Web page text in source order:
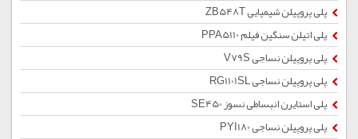
پلی پروپیلن شیمیایی ZB548T
پلی اتیلن سنگین فیلم PPA5110
پلی پروپیلن نساجی V79S
پلی پروپیلن نساجی RG1101SL
پلی استایرن انبساطی نسوز SE450
پلی پروپیلن نساجی PYI180